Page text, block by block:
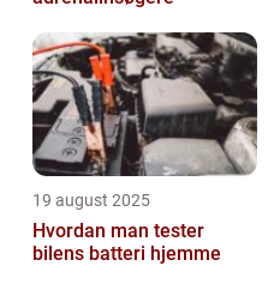
19 august 2025
Hvordan man tester
bilens batteri hjemme